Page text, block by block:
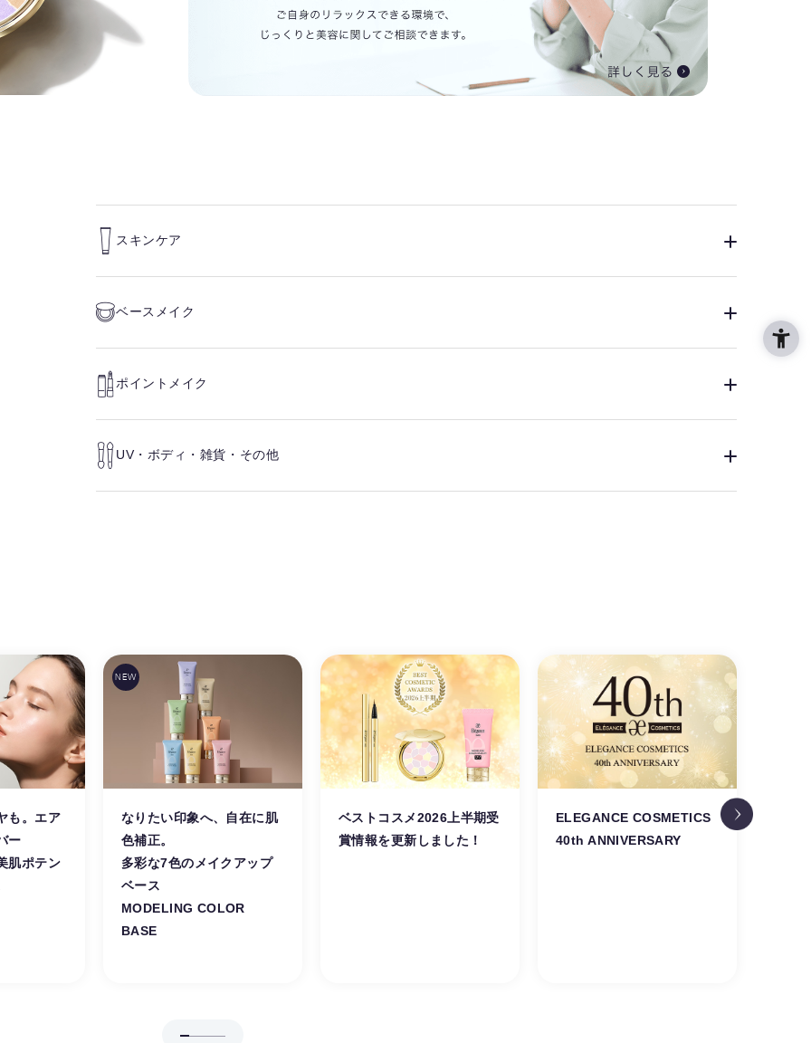
スキンケア
ベースメイク
ポイントメイク
UV・ボディ・雑貨・その他
も。エア
ー
肌ポテン
なりたい印象へ、自在に肌
色補正。
多彩な7色のメイクアップ
ベース
MODELING COLOR
BASE
ベストコスメ2026上半期受
賞情報を更新しました！
ELEGANCE COSMETICS
40th ANNIVERSARY